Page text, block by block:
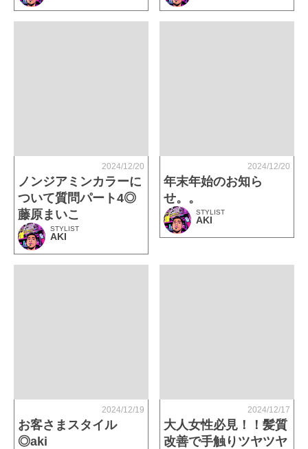
2024/12/20
ノンジアミンカラーに
ついて質問パート4◎
藤原まいこ
STYLIST
AKI
2024/12/20
年末年始のお知ら
せ。。
STYLIST
AKI
2024/12/19
お客さまスタイル
◎aki
2024/12/17
大人女性必見！！髪質
改善で手触りツヤツヤ